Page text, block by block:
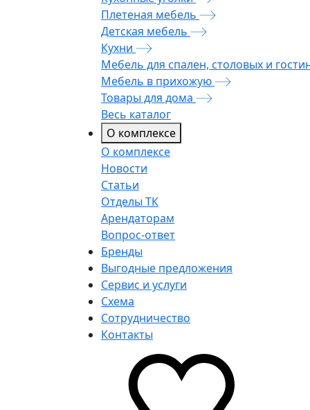
Плетеная мебель
Детская мебель
Кухни
Мебель для спален, столовых и
Мебель в прихожую
Товары для дома
Весь каталог
О комплексе
О комплексе
Новости
Статьи
Отделы ТК
Арендаторам
Вопрос-ответ
Бренды
Выгодные предложения
Сервис и услуги
Схема
Сотрудничество
Контакты